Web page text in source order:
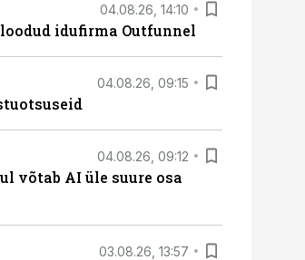
04.08.26, 14:10
idufirma Outfunnel
04.08.26, 09:15
04.08.26, 09:12
võtab AI üle suure osa
03.08.26, 13:57